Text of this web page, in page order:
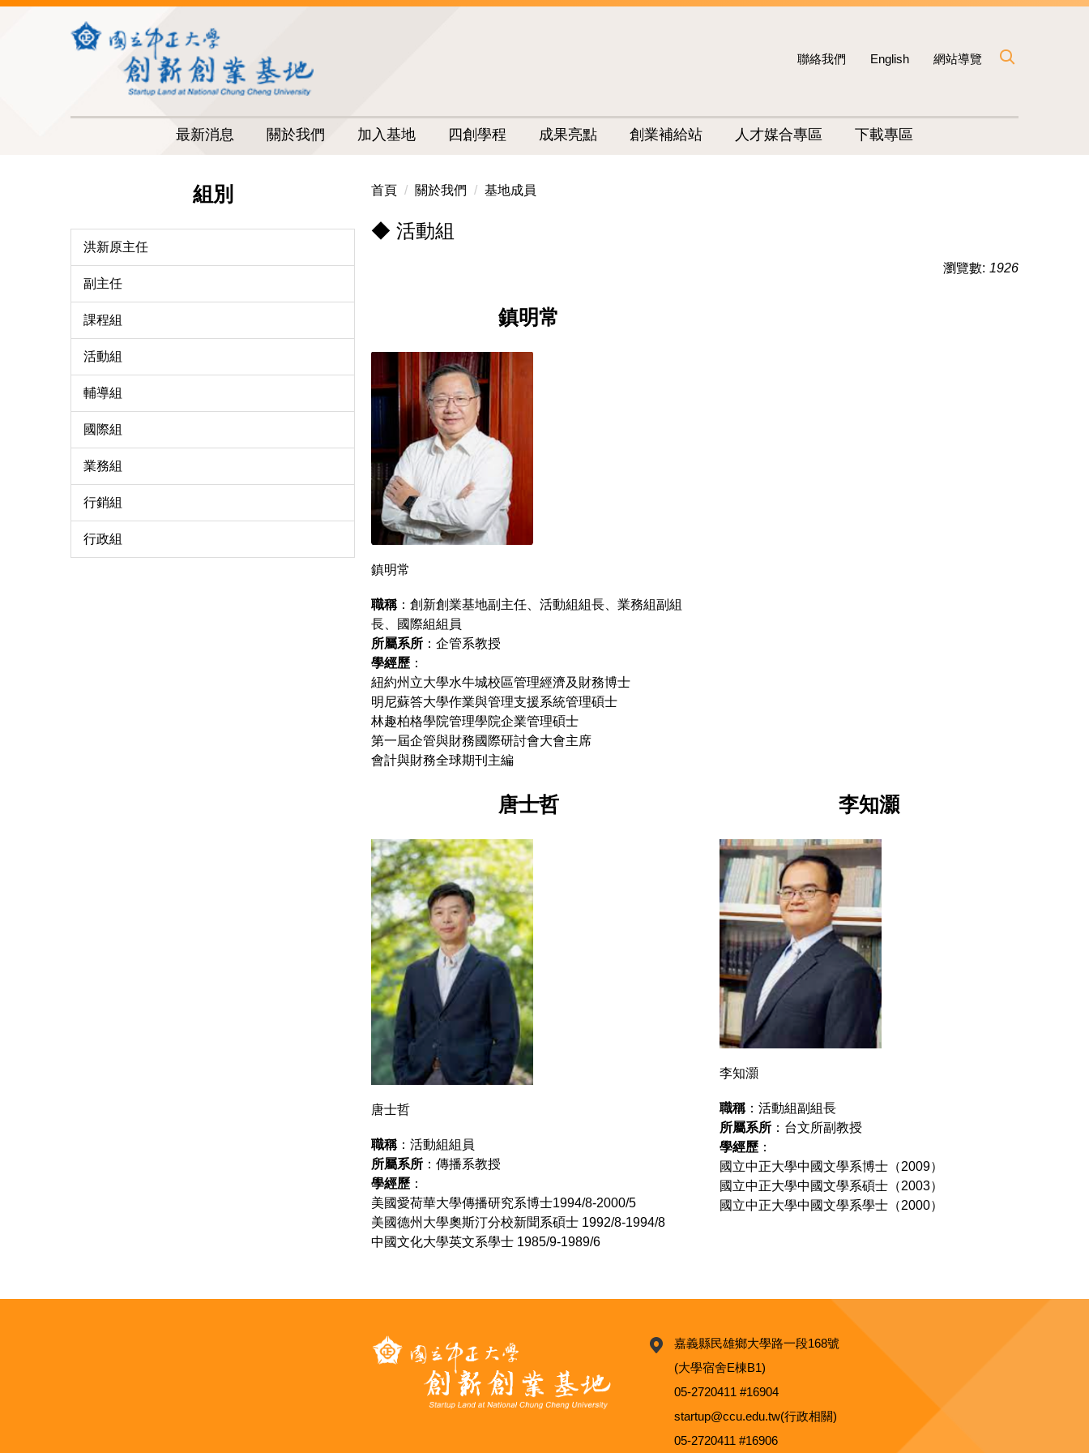
聯絡我們 English 網站導覽
最新消息 關於我們 加入基地 四創學程 成果亮點 創業補給站 人才媒合專區 下載專區
組別
洪新原主任
副主任
課程組
活動組
輔導組
國際組
業務組
行銷組
行政組
首頁 關於我們 基地成員
◆ 活動組
瀏覽數: 1926
鎮明常
鎮明常
職稱：創新創業基地副主任、活動組組長、業務組副組
長、國際組組員
所屬系所 ：企管系教授
學經歷 ：
紐約州立大學水牛城校區管理經濟及財務博士
明尼蘇答大學作業與管理支援系統管理碩士
林趣柏格學院管理學院企業管理碩士
第一屆企管與財務國際研討會大會主席
會計與財務全球期刊主編
唐士哲
唐士哲
職稱：活動組組員
所屬系所 ：傳播系教授
學經歷 ：
美國愛荷華大學傳播研究系博士1994/8-2000/5
美國德州大學奧斯汀分校新聞系碩士 1992/8-1994/8
中國文化大學英文系學士 1985/9-1989/6
李知灝
李知灝
職稱：活動組副組長
所屬系所：台文所副教授
學經歷：
國立中正大學中國文學系博士（2009）
國立中正大學中國文學系碩士（2003）
國立中正大學中國文學系學士（2000）
嘉義縣民雄鄉大學路一段168號
(大學宿舍E棟B1)
05-2720411 #16904
startup@ccu.edu.tw(行政相關)
05-2720411 #16906